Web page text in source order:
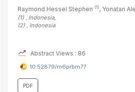
Raymond Hessel Stephen (1), Yonatan
(1) , Indonesia,
(2)
, Indonesia
Abstract Views : 86
10.52879/m6prbm77
PDF